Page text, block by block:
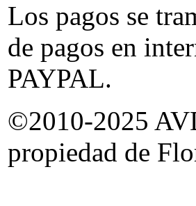
Los pagos se
de pagos en
PAYPAL.
©2010-2025
propiedad de